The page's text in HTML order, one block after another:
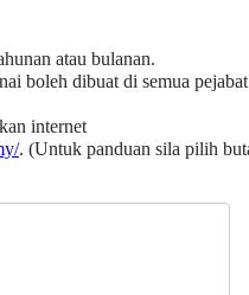
atau bulanan.
boleh dibuat di semua pejabat
internet
. (Untuk panduan sila pilih